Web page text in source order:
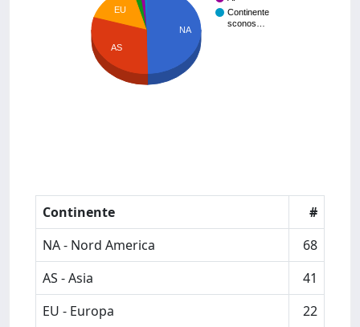
Continente
sconos…
NA
EU
AS
Continente
#
NA - Nord America
68
AS - Asia
41
EU - Europa
22